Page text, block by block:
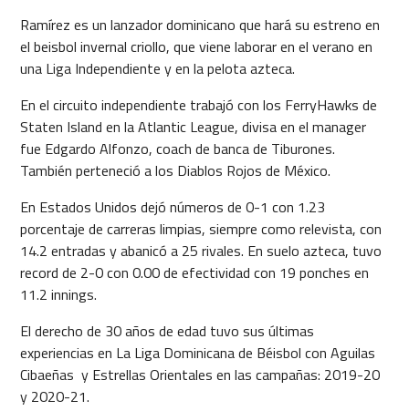
Ramírez es un lanzador dominicano que hará su estreno en
el beisbol invernal criollo, que viene laborar en el verano en
una Liga Independiente y en la pelota azteca.
En el circuito independiente trabajó con los FerryHawks de
Staten Island en la Atlantic League, divisa en el manager
fue Edgardo Alfonzo, coach de banca de Tiburones.
También perteneció a los Diablos Rojos de México.
En Estados Unidos dejó números de 0-1 con 1.23
porcentaje de carreras limpias, siempre como relevista, con
14.2 entradas y abanicó a 25 rivales. En suelo azteca, tuvo
record de 2-0 con 0.00 de efectividad con 19 ponches en
11.2 innings.
El derecho de 30 años de edad tuvo sus últimas
experiencias en La Liga Dominicana de Béisbol con Aguilas
Cibaeñas y Estrellas Orientales en las campañas: 2019-20
y 2020-21.